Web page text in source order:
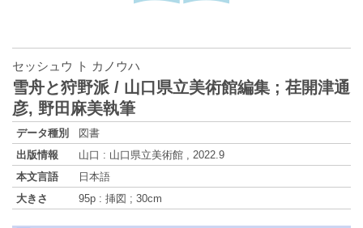
セッシュウ ト カノウハ
雪舟と狩野派 / 山口県立美術館編集 ; 荏開津通
彦, 野田麻美執筆
データ種別
図書
出版情報
山口 : 山口県立美術館 , 2022.9
本文言語
日本語
大きさ
95p : 挿図 ; 30cm